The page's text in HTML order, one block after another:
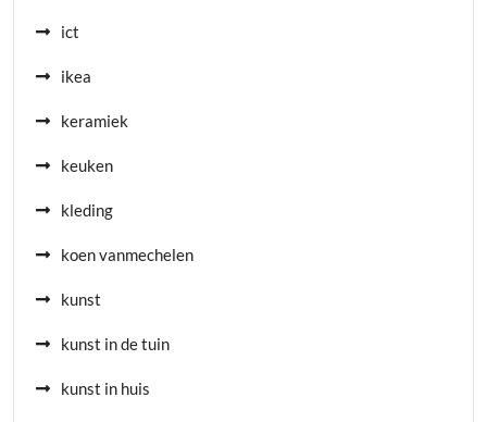
ict
ikea
keramiek
keuken
kleding
koen vanmechelen
kunst
kunst in de tuin
kunst in huis